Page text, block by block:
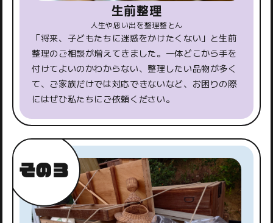
生前整理
人生や思い出を整理整とん
「将来、子どもたちに迷惑をかけたくない」と生前
整理のご相談が増えてきました。一体どこから手を
付けてよいのかわからない、整理したい品物が多く
て、ご家族だけでは対応できないなど、お困りの際
にはぜひ私たちにご依頼ください。